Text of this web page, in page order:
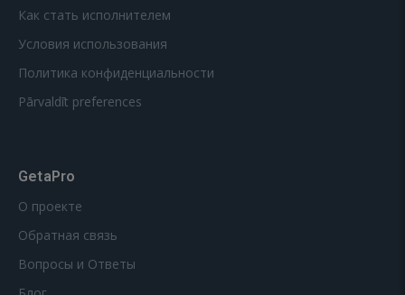
Как стать исполнителем
Условия использования
Политика конфиденциальности
Pārvaldīt preferences
GetaPro
О проекте
Обратная связь
Вопросы и Ответы